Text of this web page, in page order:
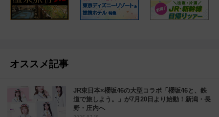
オススメ記事
JR東日本×櫻坂46の大型コラボ「櫻坂46と、鉄
道で旅しよう。」が7月20日より始動！新潟・長
野・庄内へ